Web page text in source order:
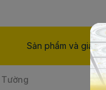
Sản phẩm và giải